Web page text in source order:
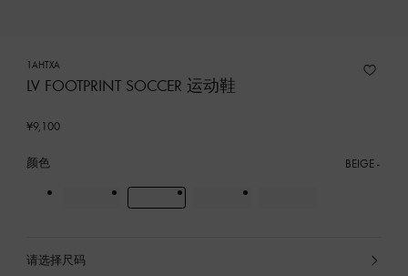
1AHTXA
LV FOOTPRINT SOCCER 运动鞋
¥9,100
颜色 BEIGE
请选择尺码
已